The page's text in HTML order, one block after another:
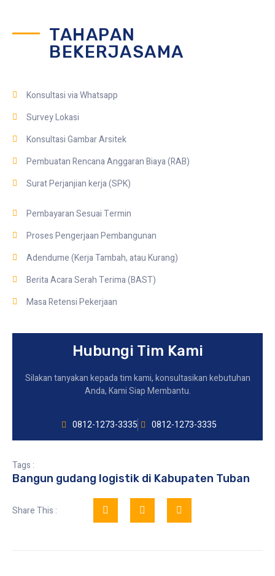
TAHAPAN
BEKERJASAMA
Konsultasi via Whatsapp
Survey Lokasi
Konsultasi Gambar Arsitek
Pembuatan Rencana Anggaran Biaya (RAB)
Surat Perjanjian kerja (SPK)
Pembayaran Sesuai Termin
Proses Pengerjaan Pembangunan
Adendume (Kerja Tambah, atau Kurang)
Berita Acara Serah Terima (BAST)
Masa Retensi Pekerjaan
Hubungi Tim Kami
Silakan tanyakan kepada tim kami, konsultasikan kebutuhan
Anda, Kami Siap Membantu.
0812-1273-3335 0812-1273-3335
Tags :
Bangun gudang logistik di Kabupaten Tuban
Share This :